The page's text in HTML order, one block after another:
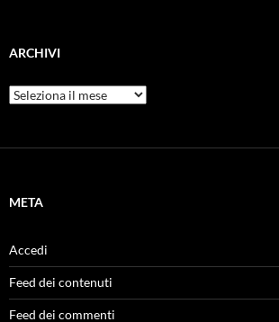
ARCHIVI
Archivi
META
Accedi
Feed dei contenuti
Feed dei commenti